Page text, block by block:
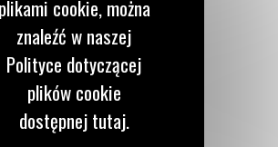
Zadzwoń do nas
122 100 122
plikami cookie, można
znaleźć w naszej
Polityce dotyczącej
plików cookie
dostępnej tutaj.